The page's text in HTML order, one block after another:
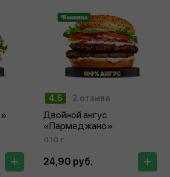
4.5 2 отзыва
Двойной ангус
«Пармеджано»
410 г
24,90 руб.